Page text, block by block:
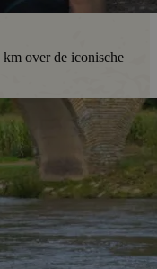
km over de iconische